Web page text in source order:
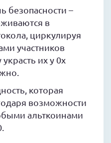
безопасности –
в
циркулируя
участников
их у 0x
которая
возможности
альткоинами